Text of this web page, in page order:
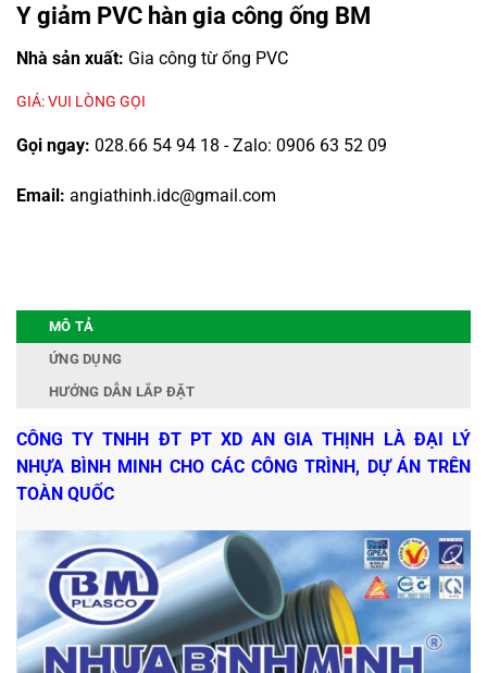
Y giảm PVC hàn gia công ống BM
Nhà sản xuất: Gia công từ ống PVC
GIÁ: VUI LÒNG GỌI
Gọi ngay: 028.66 54 94 18 - Zalo: 0906 63 52 09
Email: angiathinh.idc@gmail.com
MÔ TẢ
ỨNG DỤNG
HƯỚNG DẪN LẮP ĐẶT
CÔNG TY TNHH ĐT PT XD AN GIA THỊNH LÀ ĐẠI LÝ
NHỰA BÌNH MINH CHO CÁC CÔNG TRÌNH, DỰ ÁN TRÊN
TOÀN QUỐC